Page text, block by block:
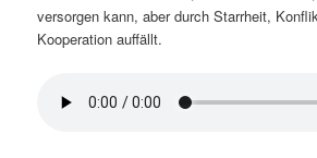
versorgen kann, aber durch Starrheit,
Kooperation auffällt.